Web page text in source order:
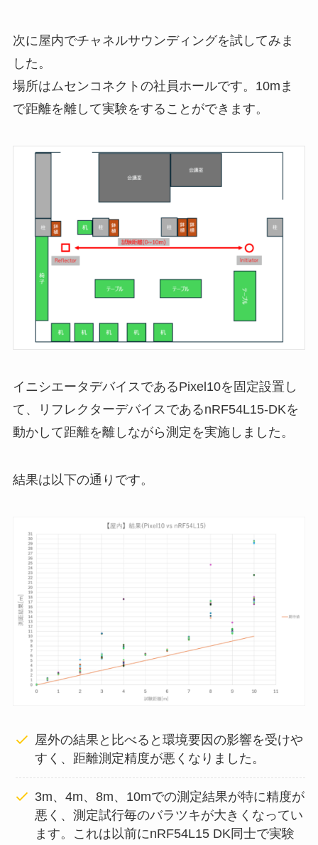
次に屋内でチャネルサウンディングを試してみま
した。
場所はムセンコネクトの社員ホールです。10mま
で距離を離して実験をすることができます。
イニシエータデバイスであるPixel10を固定設置し
て、リフレクターデバイスであるnRF54L15-DKを
動かして距離を離しながら測定を実施しました。
結果は以下の通りです。
屋外の結果と比べると環境要因の影響を受けや
すく、距離測定精度が悪くなりました。
3m、4m、8m、10mでの測定結果が特に精度が
悪く、測定試行毎のバラツキが大きくなってい
ます。これは以前にnRF54L15 DK同士で実験